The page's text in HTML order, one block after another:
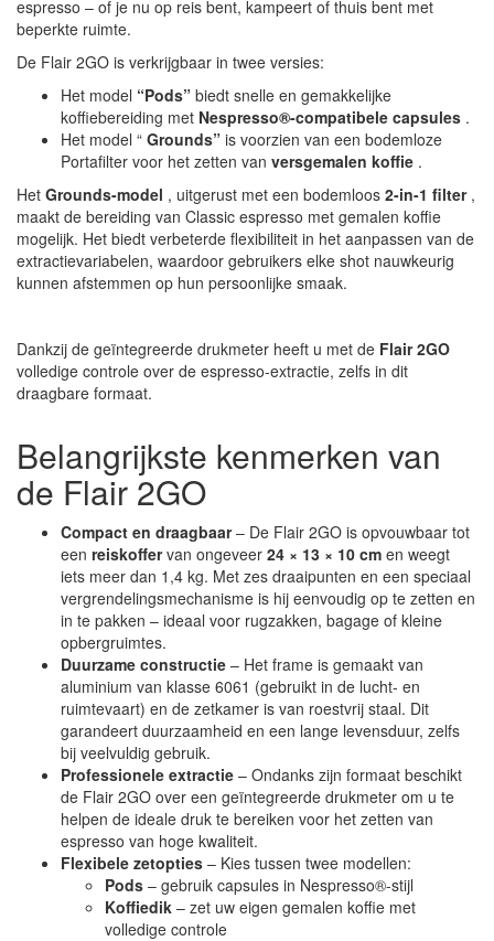
espresso – of je nu op reis bent, kampeert of thuis bent met
beperkte ruimte.
De Flair 2GO is verkrijgbaar in twee versies:
Het model “Pods” biedt snelle en gemakkelijke
koffiebereiding met Nespresso®-compatibele capsules .
Het model “ Grounds” is voorzien van een bodemloze
Portafilter voor het zetten van versgemalen koffie .
Het Grounds-model , uitgerust met een bodemloos 2-in-1 filter,
maakt de bereiding van Classic espresso met gemalen koffie
mogelijk. Het biedt verbeterde flexibiliteit in het aanpassen van de
extractievariabelen, waardoor gebruikers elke shot nauwkeurig
kunnen afstemmen op hun persoonlijke smaak.
Dankzij de geïntegreerde drukmeter heeft u met de Flair 2GO
volledige controle over de espresso-extractie, zelfs in dit
draagbare formaat.
Belangrijkste kenmerken van
de Flair 2GO
Compact en draagbaar– De Flair 2GO is opvouwbaar tot
een reiskoffervan ongeveer 24 × 13 × 10 cm en weegt
iets meer dan 1,4 kg. Met zes draaipunten en een speciaal
vergrendelingsmechanisme is hij eenvoudig op te zetten en
in te pakken – ideaal voor rugzakken, bagage of kleine
opbergruimtes.
Duurzame constructie – Het frame is gemaakt van
aluminium van klasse 6061 (gebruikt in de lucht- en
ruimtevaart) en de zetkamer is van roestvrij staal. Dit
garandeert duurzaamheid en een lange levensduur, zelfs
bij veelvuldig gebruik.
Professionele extractie – Ondanks zijn formaat beschikt
de Flair 2GO over een geïntegreerde drukmeter om u te
helpen de ideale druk te bereiken voor het zetten van
espresso van hoge kwaliteit.
Flexibele zetopties – Kies tussen twee modellen:
Pods – gebruik capsules in Nespresso®-stijl
Koffiedik – zet uw eigen gemalen koffie met
volledige controle